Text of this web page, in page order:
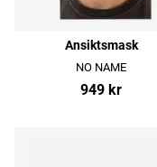
Ansiktsmask
NO NAME
949 kr